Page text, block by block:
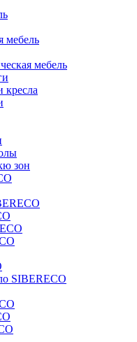
мебель
мебель
зон
SIBERECO